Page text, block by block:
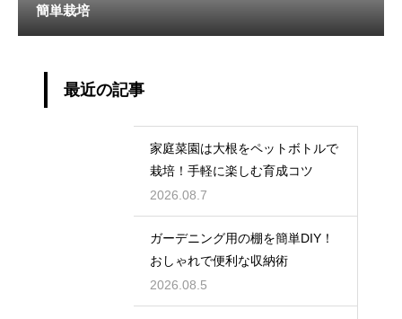
簡単栽培
最近の記事
家庭菜園は大根をペットボトルで
栽培！手軽に楽しむ育成コツ
2026.08.7
ガーデニング用の棚を簡単DIY！
おしゃれで便利な収納術
2026.08.5